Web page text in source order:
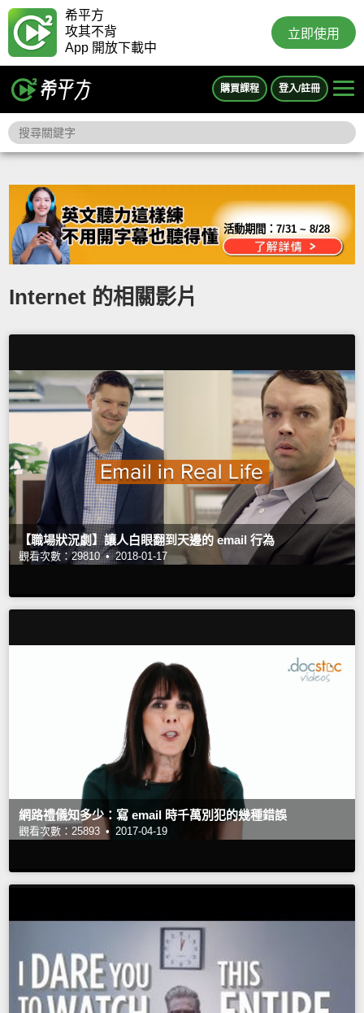
希平方
攻其不背
App 開放下載中
立即使用
購買課程 登入/註冊
活動期間：7/31 ~ 8/28
Internet 的相關影片
【職場狀況劇】讓人白眼翻到天邊的 email 行為
觀看次數：29810 • 2018-01-17
網路禮儀知多少：寫 email 時千萬別犯的幾種錯誤
觀看次數：25893 • 2017-04-19